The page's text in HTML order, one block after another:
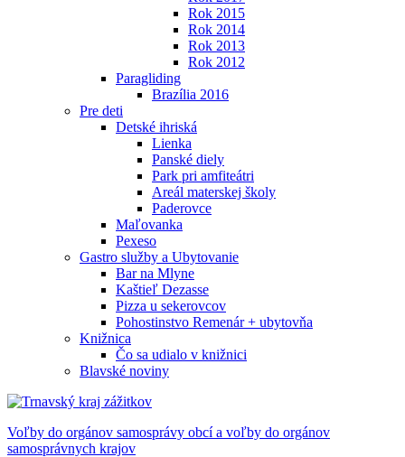
Rok 2015
Rok 2014
Rok 2013
Rok 2012
Paragliding
Brazília 2016
Pre deti
Detské ihriská
Lienka
Panské diely
Park pri amfiteátri
Areál materskej školy
Paderovce
Maľovanka
Pexeso
Gastro služby a Ubytovanie
Bar na Mlyne
Kaštieľ Dezasse
Pizza u sekerovcov
Pohostinstvo Remenár + ubytovňa
Knižnica
Čo sa udialo v knižnici
Blavské noviny
Voľby do orgánov samosprávy obcí a voľby do orgánov
samosprávnych krajov